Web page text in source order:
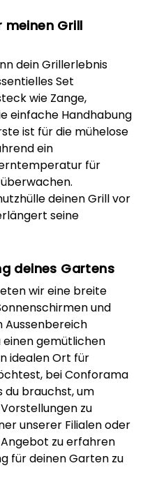
meinen Grill
dein Grillerlebnis
Set
wie Zange,
einfache Handhabung
ist für die mühelose
ein
für
deinen Grill vor
seine
deines Gartens
wir eine breite
und
Aussenbereich
gemütlichen
idealen Ort für
bei Conforama
du brauchst, um
zu
unserer Filialen oder
zu erfahren
für deinen Garten zu